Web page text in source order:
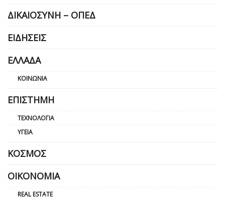
ΔΙΚΑΙΟΣΎΝΗ – ΟΠΕΔ
ΕΙΔΉΣΕΙΣ
ΕΛΛΆΔΑ
ΚΟΙΝΩΝΊΑ
ΕΠΙΣΤΉΜΗ
ΤΕΧΝΟΛΟΓΊΑ
ΥΓΕΊΑ
ΚΌΣΜΟΣ
ΟΙΚΟΝΟΜΊΑ
REAL ESTATE